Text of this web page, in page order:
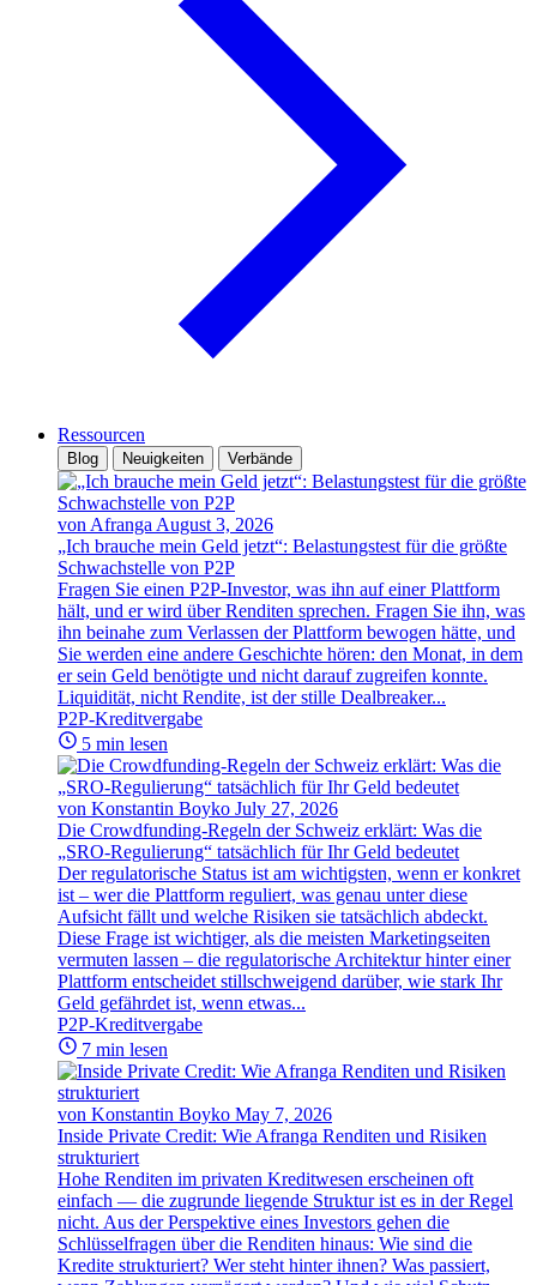
Ressourcen
Blog Neuigkeiten Verbände
von Afranga August 3, 2026
„Ich brauche mein Geld jetzt“: Belastungstest für die größte
Schwachstelle von P2P
Fragen Sie einen P2P-Investor, was ihn auf einer Plattform
hält, und er wird über Renditen sprechen. Fragen Sie ihn, was
ihn beinahe zum Verlassen der Plattform bewogen hätte, und
Sie werden eine andere Geschichte hören: den Monat, in dem
er sein Geld benötigte und nicht darauf zugreifen konnte.
Liquidität, nicht Rendite, ist der stille Dealbreaker...
P2P-Kreditvergabe
5 min lesen
von Konstantin Boyko July 27, 2026
Die Crowdfunding-Regeln der Schweiz erklärt: Was die
„SRO-Regulierung“ tatsächlich für Ihr Geld bedeutet
Der regulatorische Status ist am wichtigsten, wenn er konkret
ist – wer die Plattform reguliert, was genau unter diese
Aufsicht fällt und welche Risiken sie tatsächlich abdeckt.
Diese Frage ist wichtiger, als die meisten Marketingseiten
vermuten lassen – die regulatorische Architektur hinter einer
Plattform entscheidet stillschweigend darüber, wie stark Ihr
Geld gefährdet ist, wenn etwas...
P2P-Kreditvergabe
7 min lesen
von Konstantin Boyko May 7, 2026
Inside Private Credit: Wie Afranga Renditen und Risiken
strukturiert
Hohe Renditen im privaten Kreditwesen erscheinen oft
einfach — die zugrunde liegende Struktur ist es in der Regel
nicht. Aus der Perspektive eines Investors gehen die
Schlüsselfragen über die Renditen hinaus: Wie sind die
Kredite strukturiert? Wer steht hinter ihnen? Was passiert,